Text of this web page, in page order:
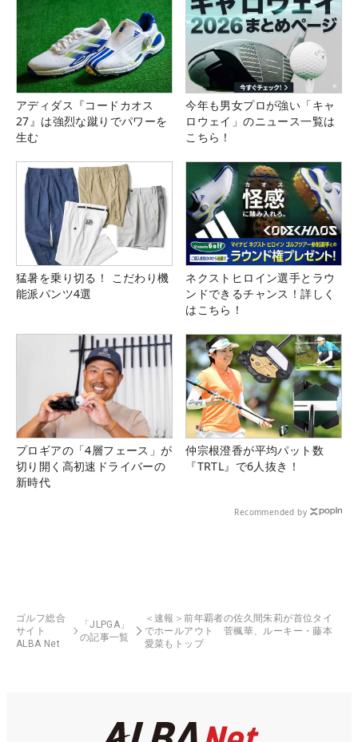
アディダス『コードカオス
27』は強烈な蹴りでパワーを
生む
今年も男女プロが強い「キャ
ロウェイ」のニュース一覧は
こちら！
猛暑を乗り切る！ こだわり機
能派パンツ4選
ネクストヒロイン選手とラウ
ンドできるチャンス！詳しく
はこちら！
プロギアの「4層フェース」が
切り開く高初速ドライバーの
新時代
仲宗根澄香が平均パット数
『TRTL』で6人抜き！
Recommended by
ゴルフ総合
サイト
ALBA Net
「JLPGA」
の記事一覧
＜速報＞前年覇者の佐久間朱莉が首位タイ
でホールアウト 菅楓華、ルーキー・藤本
愛菜もトップ